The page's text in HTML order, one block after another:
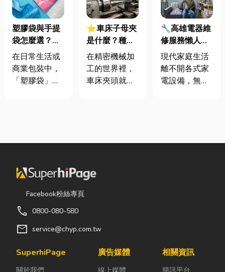
塑膠袋與手提
袋怎麼選？材
質、用途與耐
重度一次看懂
在日常生活或
商業包裝中，
「塑膠袋」與
具，但實際上
能力與使用場
景上，其實差
異非常大。如
影響使用便利
性，還可能造
商品損壞。 這
⭐車床子母夾
是什麼？種
類、規格挑選
與台灣採購推
薦完整指南
在精密機械加
工的世界裡，
車床夾頭就像
的工件。然
異形材或精密
大量時間拆裝
這時，車床子
🔧高雄電器維
修服務懶人包
｜冷氣、冰
箱、洗衣機專
業維修
現代家庭生活
離不開各式家
電設備，無論
還是每天幫助
僅能快速排除
Facebook粉絲專頁
call 0800-080-580
mail service@chyp.com.tw
SuperhiPage
關於我們
廣告媒體
線上媒體
相關資訊
簡訊平台